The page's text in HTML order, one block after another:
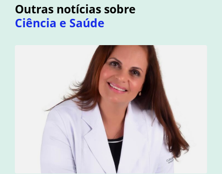
Outras notícias sobre
Ciência e Saúde